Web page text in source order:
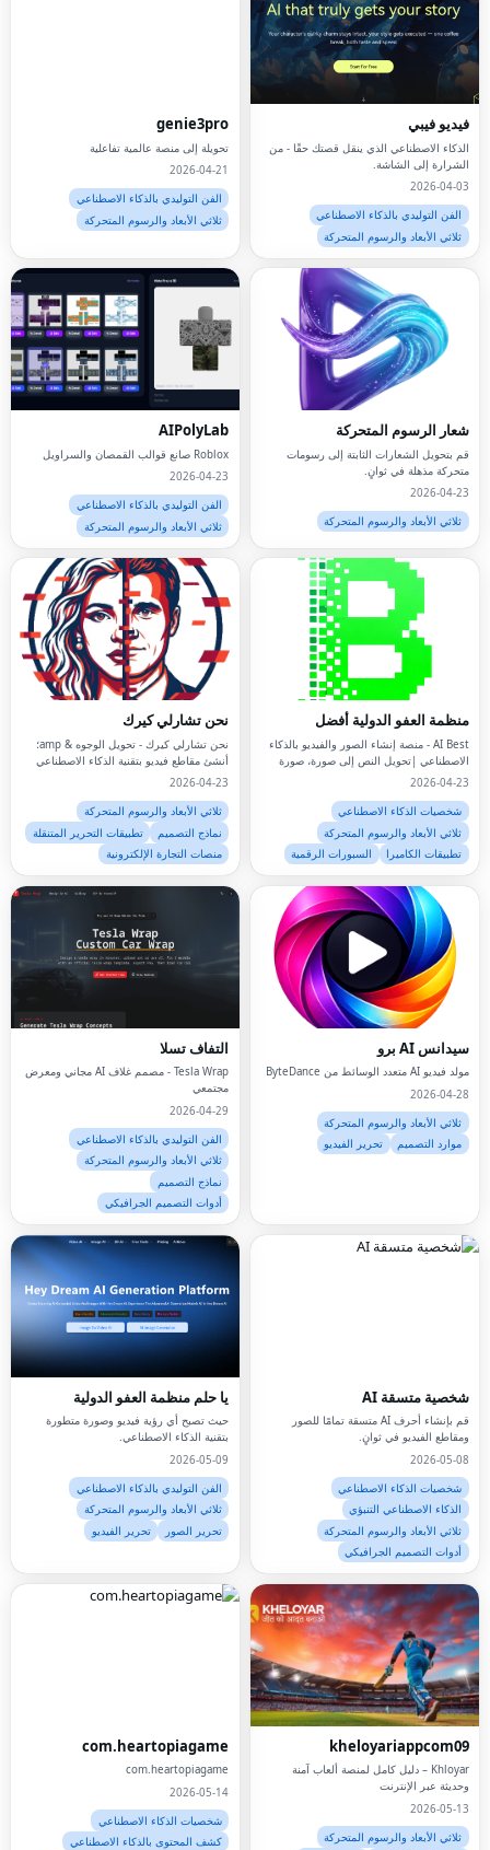
فيديو فيبي
الذكاء الاصطناعي الذي ينقل قصتك حقًا - من
الشرارة إلى الشاشة.
2026-04-03
الفن التوليدي بالذكاء الاصطناعي
ثلاثي الأبعاد والرسوم المتحركة
genie3pro
تحويلة إلى منصة عالمية تفاعلية
2026-04-21
الفن التوليدي بالذكاء الاصطناعي
ثلاثي الأبعاد والرسوم المتحركة
شعار الرسوم المتحركة
قم بتحويل الشعارات الثابتة إلى رسومات
متحركة مذهلة في ثوانٍ.
2026-04-23
ثلاثي الأبعاد والرسوم المتحركة
AIPolyLab
Roblox صانع قوالب القمصان والسراويل
2026-04-23
الفن التوليدي بالذكاء الاصطناعي
ثلاثي الأبعاد والرسوم المتحركة
منظمة العفو الدولية أفضل
AI Best - منصة إنشاء الصور والفيديو بالذكاء
الاصطناعي |تحويل النص إلى صورة، صورة
إلى صورة، إنشاء الفيديو
2026-04-23
شخصيات الذكاء الاصطناعي
ثلاثي الأبعاد والرسوم المتحركة
تطبيقات الكاميرا
السبورات الرقمية
نحن تشارلي كيرك
نحن تشارلي كيرك - تحويل الوجوه & amp؛
أنشئ مقاطع فيديو بتقنية الذكاء الاصطناعي
باستخدام تقنية Kirkify
2026-04-23
ثلاثي الأبعاد والرسوم المتحركة
نماذج التصميم
تطبيقات التحرير المتنقلة
منصات التجارة الإلكترونية
سيدانس AI برو
مولد فيديو AI متعدد الوسائط من ByteDance
2026-04-28
ثلاثي الأبعاد والرسوم المتحركة
موارد التصميم
تحرير الفيديو
التفاف تسلا
Tesla Wrap - مصمم غلاف AI مجاني ومعرض
مجتمعي
2026-04-29
الفن التوليدي بالذكاء الاصطناعي
ثلاثي الأبعاد والرسوم المتحركة
نماذج التصميم
أدوات التصميم الجرافيكي
شخصية متسقة AI
قم بإنشاء أحرف AI متسقة تمامًا للصور
ومقاطع الفيديو في ثوانٍ.
2026-05-08
شخصيات الذكاء الاصطناعي
الذكاء الاصطناعي التنبؤي
ثلاثي الأبعاد والرسوم المتحركة
أدوات التصميم الجرافيكي
يا حلم منظمة العفو الدولية
حيث تصبح أي رؤية فيديو وصورة متطورة
بتقنية الذكاء الاصطناعي.
2026-05-09
الفن التوليدي بالذكاء الاصطناعي
ثلاثي الأبعاد والرسوم المتحركة
تحرير الصور
تحرير الفيديو
kheloyariappcom09
Khloyar – دليل كامل لمنصة ألعاب آمنة
وحديثة عبر الإنترنت
2026-05-13
ثلاثي الأبعاد والرسوم المتحركة
com.heartopiagame
com.heartopiagame
2026-05-14
شخصيات الذكاء الاصطناعي
كشف المحتوى بالذكاء الاصطناعي